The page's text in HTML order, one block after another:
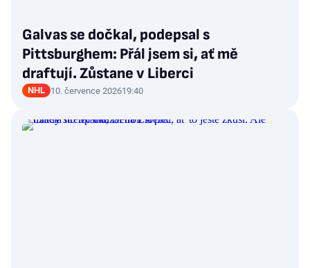
Galvas se dočkal, podepsal s
Pittsburghem: Přál jsem si, ať mě
draftují. Zůstane v Liberci
NHL 10. července 202619:40